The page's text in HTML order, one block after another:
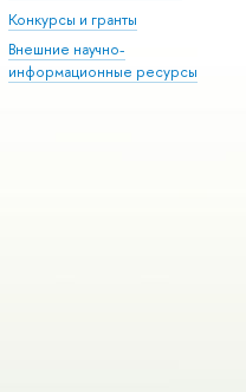
Конкурсы и гранты
Внешние научно-
информационные ресурсы